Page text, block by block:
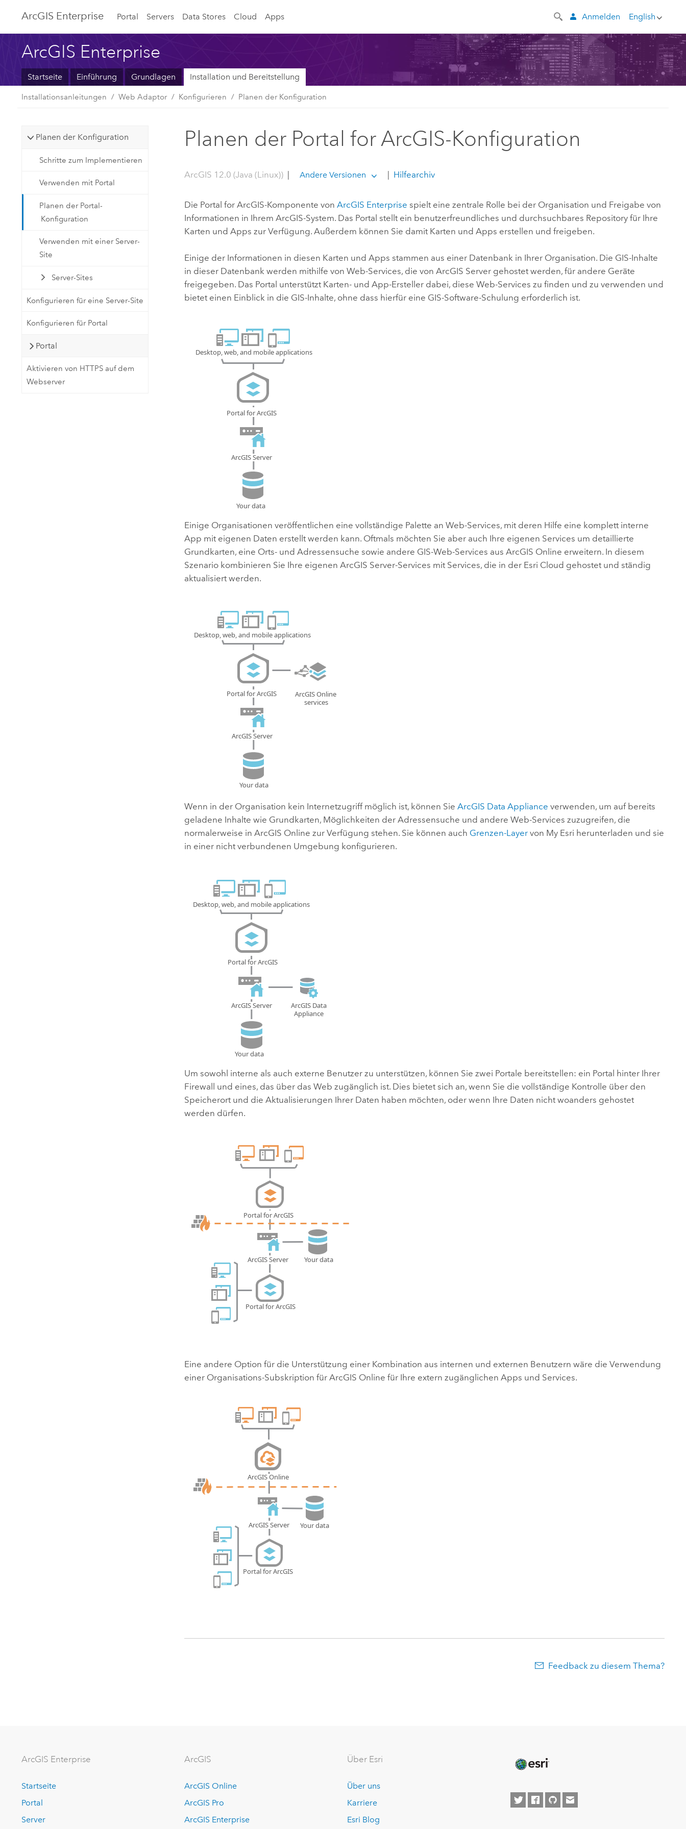
ArcGIS Enterprise Portal Servers Data Stores Cloud Apps English
Anmelden
ArcGIS Enterprise
Startseite Einführung Grundlagen Installation und Bereitstellung
Installationsanleitungen Web Adaptor Konfigurieren Planen der Konfiguration
Planen der Konfiguration
Schritte zum Implementieren
Verwenden mit Portal
Planen der Portal-
Konfiguration
Verwenden mit einer Server-
Site
Server-Sites
Konfigurieren für eine Server-Site
Konfigurieren für Portal
Portal
Aktivieren von HTTPS auf dem
Webserver
Planen der Portal for ArcGIS-Konfiguration
ArcGIS 12.0 (Java (Linux)) | Andere Versionen | Hilfearchiv
Die Portal for ArcGIS-Komponente vonArcGIS Enterprise spielt eine zentrale Rolle bei der Organisation und Freigabe von
Informationen in Ihrem ArcGIS-System. Das Portal stellt ein benutzerfreundliches und durchsuchbares Repository für Ihre
Karten und Apps zur Verfügung. Außerdem können Sie damit Karten und Apps erstellen und freigeben.
Einige der Informationen in diesen Karten und Apps stammen aus einer Datenbank in Ihrer Organisation. Die GIS-Inhalte
in dieser Datenbank werden mithilfe von Web-Services, die vonArcGIS Server gehostet werden, für andere Geräte
freigegeben. Das Portal unterstützt Karten- und App-Ersteller dabei, diese Web-Services zu finden und zu verwenden und
bietet einen Einblick in die GIS-Inhalte, ohne dass hierfür eine GIS-Software-Schulung erforderlich ist.
Einige Organisationen veröffentlichen eine vollständige Palette an Web-Services, mit deren Hilfe eine komplett interne
App mit eigenen Daten erstellt werden kann. Oftmals möchten Sie aber auch Ihre eigenen Services um detaillierte
Grundkarten, eine Orts- und Adressensuche sowie andere GIS-Web-Services ausArcGIS Online erweitern. In diesem
Szenario kombinieren Sie Ihre eigenenArcGIS Server-Services mit Services, die in der Esri Cloud gehostet und ständig
aktualisiert werden.
Wenn in der Organisation kein Internetzugriff möglich ist, können SieArcGIS Data Appliance verwenden, um auf bereits
geladene Inhalte wie Grundkarten, Möglichkeiten der Adressensuche und andere Web-Services zuzugreifen, die
normalerweise inArcGIS Online zur Verfügung stehen. Sie können auch Grenzen-Layer von My Esri herunterladen und sie
in einer nicht verbundenen Umgebung konfigurieren.
Um sowohl interne als auch externe Benutzer zu unterstützen, können Sie zwei Portale bereitstellen: ein Portal hinter Ihrer
Firewall und eines, das über das Web zugänglich ist. Dies bietet sich an, wenn Sie die vollständige Kontrolle über den
Speicherort und die Aktualisierungen Ihrer Daten haben möchten, oder wenn Ihre Daten nicht woanders gehostet
werden dürfen.
Eine andere Option für die Unterstützung einer Kombination aus internen und externen Benutzern wäre die Verwendung
einer Organisations-Subskription fürArcGIS Online für Ihre extern zugänglichen Apps und Services.
Feedback zu diesem Thema?
ArcGIS Enterprise
Startseite
Portal
Server
ArcGIS
ArcGIS Online
ArcGIS Pro
ArcGIS Enterprise
Über Esri
Über uns
Karriere
Esri Blog